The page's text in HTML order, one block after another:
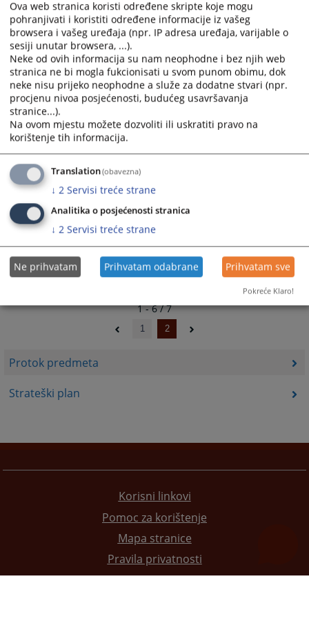
Protok predmeta
Strateški plan
and
select
a
date.
Press
the
question
mark
key
get
the
keyboard
shortcuts
for
dates.
and
select
a
date.
Press
the
question
mark
key
the
keyboard
shortcuts
for
dates.
25.03.2010.
Izvještaj o radu Općinskog suda u Žepču za 2009. godinu
Protok predmeta 2005 godine
Protok predmeta 2004 godine
1 - 6 / 7
1 2
Korisni linkovi
Pomoc za korištenje
Mapa stranice
Pravila privatnosti
Ova web stranica koristi određene skripte koje mogu
pohranjivati i koristiti određene informacije iz vašeg
browsera i vašeg uređaja (npr. IP adresa uređaja, varijable o
sesiji unutar browsera, ...).
Neke od ovih informacija su nam neophodne i bez njih web
stranica ne bi mogla fukcionisati u svom punom obimu, dok
neke nisu prijeko neophodne a služe za dodatne stvari (npr.
procjenu nivoa posjećenosti, budućeg usavršavanja
stranice...).
Na ovom mjestu možete dozvoliti ili uskratiti pravo na
korištenje tih informacija.
Translation(obavezna)
↓ 2 Servisi treće strane
Analitika o posjećenosti stranica
↓ 2 Servisi treće strane
Ne prihvatam Prihvatam odabrane Prihvatam sve
Pokreće Klaro!